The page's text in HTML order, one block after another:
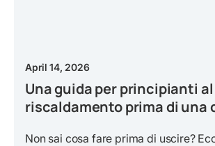
April 14, 2026
Una guida per principianti al
riscaldamento prima di una
Non sai cosa fare prima di uscire?